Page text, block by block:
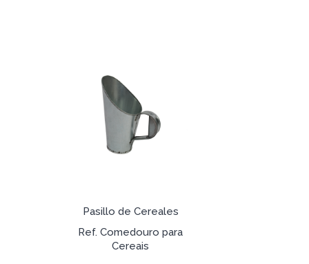
Pasillo de Cereales
Ref. Comedouro para
Cereais